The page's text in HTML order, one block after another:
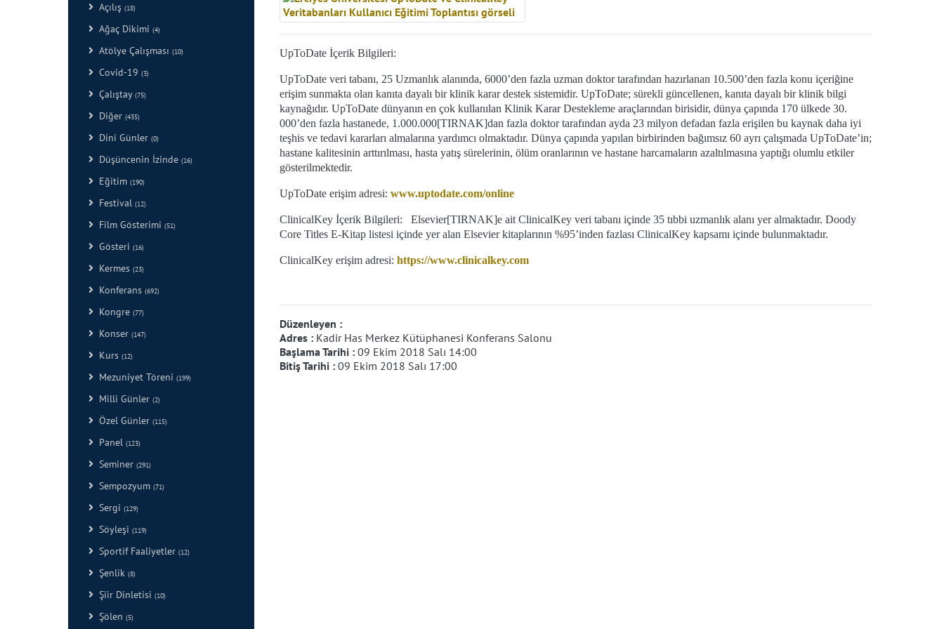
Açılış (18)
Ağaç Dikimi (4)
Atölye Çalışması (10)
Covid-19 (3)
Çalıştay (75)
Diğer (435)
Dini Günler (0)
Düşüncenin İzinde (16)
Eğitim (190)
Festival (12)
Film Gösterimi (51)
Gösteri (16)
Kermes (23)
Konferans (692)
Kongre (77)
Konser (147)
Kurs (12)
Mezuniyet Töreni (199)
Milli Günler (2)
Özel Günler (115)
Panel (123)
Seminer (291)
Sempozyum (71)
Sergi (129)
Söyleşi (119)
Sportif Faaliyetler (12)
Şenlik (8)
Şiir Dinletisi (10)
Şölen (5)
UpToDate İçerik Bilgileri:
UpToDate veri tabanı, 25 Uzmanlık alanında, 6000’den fazla uzman doktor tarafından hazırlanan 10.500’den fazla konu içeriğine
erişim sunmakta olan kanıta dayalı bir klinik karar destek sistemidir. UpToDate; sürekli güncellenen, kanıta dayalı bir klinik bilgi
kaynağıdır. UpToDate dünyanın en çok kullanılan Klinik Karar Destekleme araçlarından birisidir, dünya çapında 170 ülkede 30.
000’den fazla hastanede, 1.000.000[TIRNAK]dan fazla doktor tarafından ayda 23 milyon defadan fazla erişilen bu kaynak daha iyi
teşhis ve tedavi kararları almalarına yardımcı olmaktadır. Dünya çapında yapılan birbirinden bağımsız 60 ayrı çalışmada UpToDate’in;
hastane kalitesinin arttırılması, hasta yatış sürelerinin, ölüm oranlarının ve hastane harcamaların azaltılmasına yaptığı olumlu etkiler
gösterilmektedir.
UpToDate erişim adresi: www.uptodate.com/online
ClinicalKey İçerik Bilgileri: Elsevier[TIRNAK]e ait ClinicalKey veri tabanı içinde 35 tıbbi uzmanlık alanı yer almaktadır. Doody
Core Titles E-Kitap listesi içinde yer alan Elsevier kitaplarının %95’inden fazlası ClinicalKey kapsamı içinde bulunmaktadır.
ClinicalKey erişim adresi: https://www.clinicalkey.com
Düzenleyen :
Adres : Kadir Has Merkez Kütüphanesi Konferans Salonu
Başlama Tarihi : 09 Ekim 2018 Salı 14:00
Bitiş Tarihi : 09 Ekim 2018 Salı 17:00